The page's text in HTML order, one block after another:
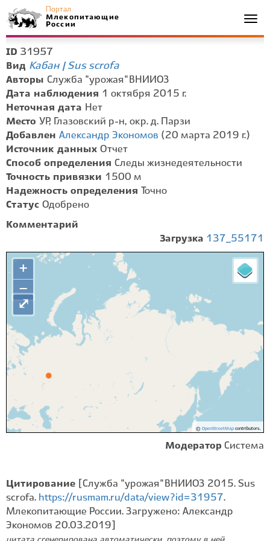
Портал
Млекопитающие
России
ID 31957
Вид Кабан | Sus scrofa
Авторы Служба "урожая" ВНИИОЗ
Дата наблюдения 1 октября 2015 г.
Неточная дата Нет
Место УР, Глазовский р-н, окр. д. Парзи
Добавлен Александр Экономов (20 марта 2019 г.)
Источник данных Отчет
Способ определения Следы жизнедеятельности
Точность привязки 1500 м
Надежность определения
Точно
Статус Одобрено
Комментарий
Загрузка 137_55171
+
−
© OpenStreetMapcontributors.
⤢
Модератор Система
Цитирование
[Служба "урожая" ВНИИОЗ 2015. Sus
scrofa. https://rusmam.ru/data/view?id=31957.
Млекопитающие России. Загружено: Александр
Экономов 20.03.2019]